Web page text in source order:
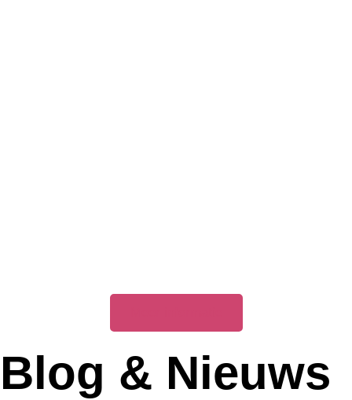
Blog & Nieuws